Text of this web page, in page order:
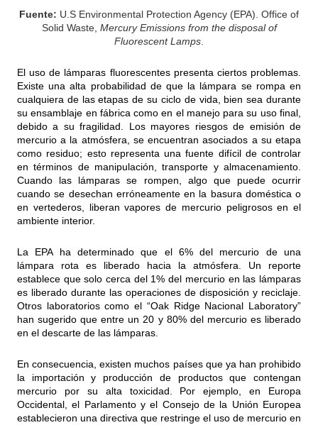
Fuente: U.S Environmental Protection Agency (EPA). Office of
Solid Waste, Mercury Emissions from the disposal of
Fluorescent Lamps.
El uso de lámparas fluorescentes presenta ciertos problemas.
Existe una alta probabilidad de que la lámpara se rompa en
cualquiera de las etapas de su ciclo de vida, bien sea durante
su ensamblaje en fábrica como en el manejo para su uso final,
debido a su fragilidad. Los mayores riesgos de emisión de
mercurio a la atmósfera, se encuentran asociados a su etapa
como residuo; esto representa una fuente difícil de controlar
en términos de manipulación, transporte y almacenamiento.
Cuando las lámparas se rompen, algo que puede ocurrir
cuando se desechan erróneamente en la basura doméstica o
en vertederos, liberan vapores de mercurio peligrosos en el
ambiente interior.
La EPA ha determinado que el 6% del mercurio de una
lámpara rota es liberado hacia la atmósfera. Un reporte
establece que solo cerca del 1% del mercurio en las lámparas
es liberado durante las operaciones de disposición y reciclaje.
Otros laboratorios como el “Oak Ridge Nacional Laboratory”
han sugerido que entre un 20 y 80% del mercurio es liberado
en el descarte de las lámparas.
En consecuencia, existen muchos países que ya han prohibido
la importación y producción de productos que contengan
mercurio por su alta toxicidad. Por ejemplo, en Europa
Occidental, el Parlamento y el Consejo de la Unión Europea
establecieron una directiva que restringe el uso de mercurio en